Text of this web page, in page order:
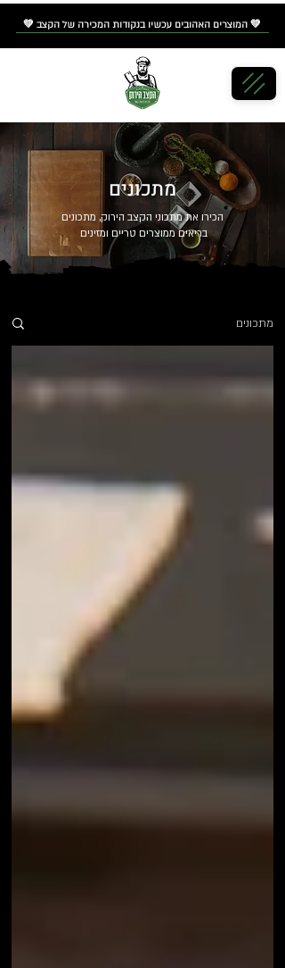
💚 המוצרים האהובים עכשיובנקודות המכירה של הקצב 💚
מתכונים
הכירו את מתכוני הקצב הירוק, מתכונים
בריאים ממוצרים טריים ומזינים
מתכונים